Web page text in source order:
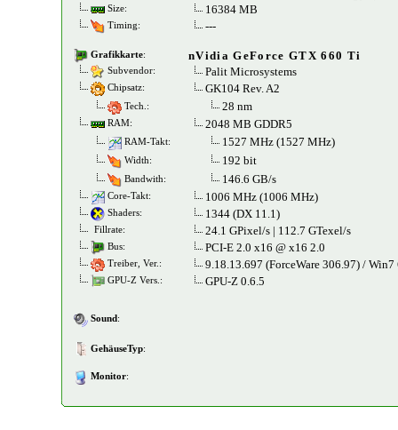
Size: 16384 MB
Timing: ---
Grafikkarte: nVidia GeForce GTX 660 Ti
Subvendor: Palit Microsystems
Chipsatz: GK104 Rev. A2
Tech.: 28 nm
RAM: 2048 MB GDDR5
RAM-Takt: 1527 MHz (1527 MHz)
Width: 192 bit
Bandwith: 146.6 GB/s
Core-Takt: 1006 MHz (1006 MHz)
Shaders: 1344 (DX 11.1)
Fillrate: 24.1 GPixel/s | 112.7 GTexel/s
Bus: PCI-E 2.0 x16 @ x16 2.0
Treiber, Ver.: 9.18.13.697 (ForceWare 306.97) / Win7
GPU-Z Vers.: GPU-Z 0.6.5
Sound:
GehäuseTyp:
Monitor: